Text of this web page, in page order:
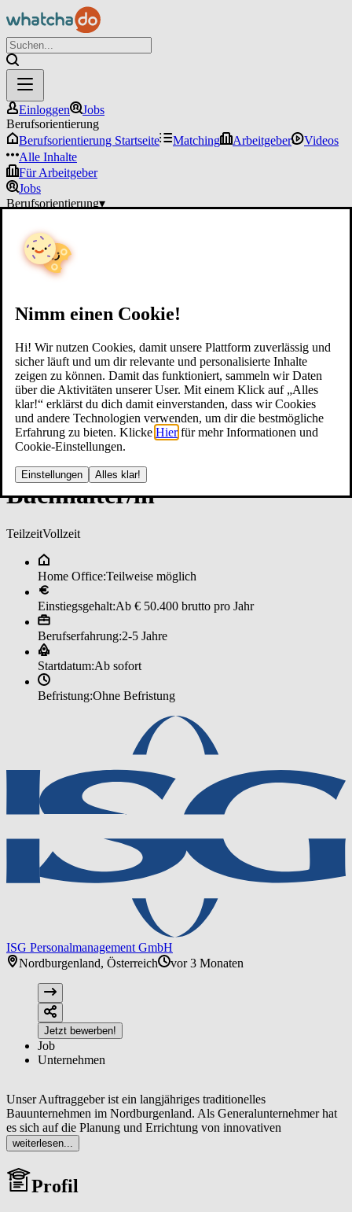
Nimm einen Cookie!
Hi! Wir nutzen Cookies, damit unsere Plattform zuverlässig und
sicher läuft und um dir relevante und personalisierte Inhalte
zeigen zu können. Damit das funktioniert, sammeln wir Daten
über die Aktivitäten unserer User. Mit einem Klick auf „Alles
klar!“ erklärst du dich damit einverstanden, dass wir Cookies
und andere Technologien verwenden, um dir die bestmögliche
Erfahrung zu bieten. Klicke Hier für mehr Informationen und
Cookie-Einstellungen.
Einstellungen Alles klar!
Einloggen
Jobs
Berufsorientierung
Berufsorientierung Startseite
Matching Arbeitgeber
Videos
Alle Inhalte
Für Arbeitgeber
Jobs
Berufsorientierung▾
Buch­hal­ter/in
TeilzeitVollzeit
Home Office:Teilweise möglich
Einstiegsgehalt:Ab € 50.400 brutto pro Jahr
Berufserfahrung:2-5 Jahre
Startdatum:Ab sofort
Befristung:Ohne Befristung
ISG Personalmanagement GmbH
Nordburgenland, Österreich
vor 3 Monaten
Jetzt bewerben!
Job
Unternehmen
Unser Auftraggeber ist ein langjähriges traditionelles
Bauunternehmen im Nordburgenland. Als Generalunternehmer hat
es sich auf die Planung und Errichtung von innovativen
Einfamilienhäusern spezialisiert. Das Ziel ist es, die Bauherren mit
einem gut organisierten Bauablauf, hochwertigen Produkten,
erfahrenen Handwerkern und regionalen Professionisten zu
begeistern.
weiterlesen...
Profil